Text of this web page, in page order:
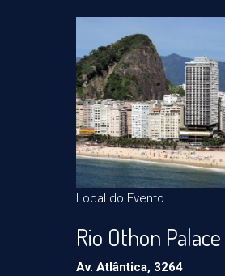
Local do Evento
Rio Othon Palace
Av. Atlântica, 3264